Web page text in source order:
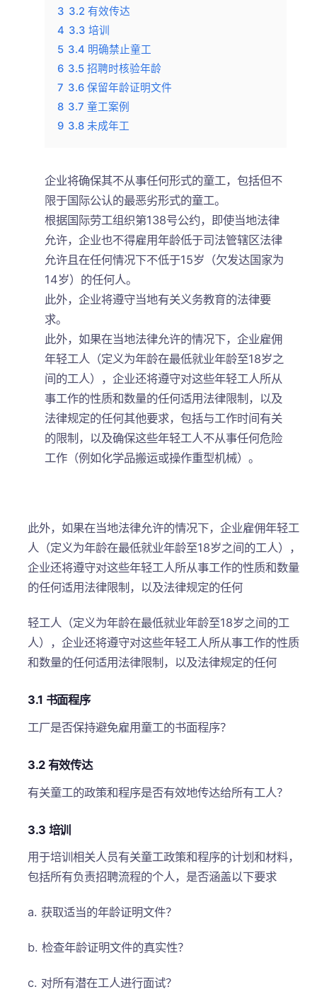
3 3.2 有效传达
4 3.3 培训
5 3.4 明确禁止童工
6 3.5 招聘时核验年龄
7 3.6 保留年龄证明文件
8 3.7 童工案例
9 3.8 未成年工
企业将确保其不从事任何形式的童工，包括但不
限于国际公认的最恶劣形式的童工。
根据国际劳工组织第138号公约，即使当地法律
允许，企业也不得雇用年龄低于司法管辖区法律
允许且在任何情况下不低于15岁（欠发达国家为
14岁）的任何人。
此外，企业将遵守当地有关义务教育的法律要
求。
此外，如果在当地法律允许的情况下，企业雇佣
年轻工人（定义为年龄在最低就业年龄至18岁之
间的工人），企业还将遵守对这些年轻工人所从
事工作的性质和数量的任何适用法律限制，以及
法律规定的任何其他要求，包括与工作时间有关
的限制，以及确保这些年轻工人不从事任何危险
工作（例如化学品搬运或操作重型机械）。
此外，如果在当地法律允许的情况下，企业雇佣年轻工
人（定义为年龄在最低就业年龄至18岁之间的工人），
企业还将遵守对这些年轻工人所从事工作的性质和数量
的任何适用法律限制，以及法律规定的任何
轻工人（定义为年龄在最低就业年龄至18岁之间的工
人），企业还将遵守对这些年轻工人所从事工作的性质
和数量的任何适用法律限制，以及法律规定的任何
3.1 书面程序
工厂是否保持避免雇用童工的书面程序？
3.2 有效传达
有关童工的政策和程序是否有效地传达给所有工人？
3.3 培训
用于培训相关人员有关童工政策和程序的计划和材料，
包括所有负责招聘流程的个人，是否涵盖以下要求
a. 获取适当的年龄证明文件？
b. 检查年龄证明文件的真实性？
c. 对所有潜在工人进行面试？